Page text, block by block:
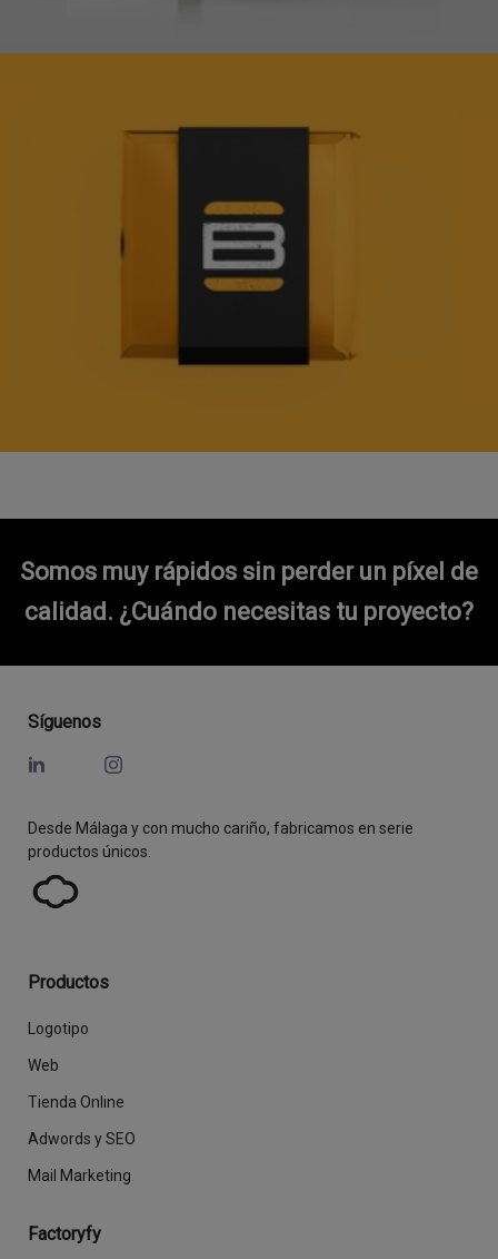
Somos muy rápidos sin perder un píxel de
calidad. ¿Cuándo necesitas tu proyecto?
Síguenos
Desde Málaga y con mucho cariño, fabricamos en serie
productos únicos.
Productos
Logotipo
Web
Tienda Online
Adwords y SEO
Mail Marketing
Factoryfy